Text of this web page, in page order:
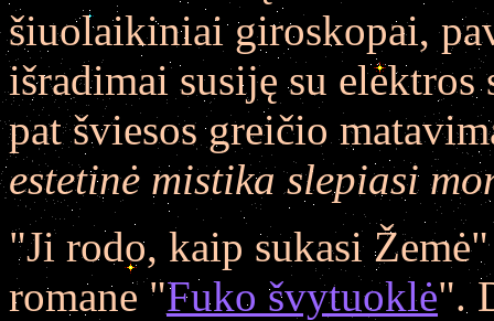
šiuolaikiniai giroskopai,
išradimai susiję su
pat šviesos greičio
estetinė mistika slepiasi
"Ji rodo, kaip sukasi
romane "Fuko švytuoklė".